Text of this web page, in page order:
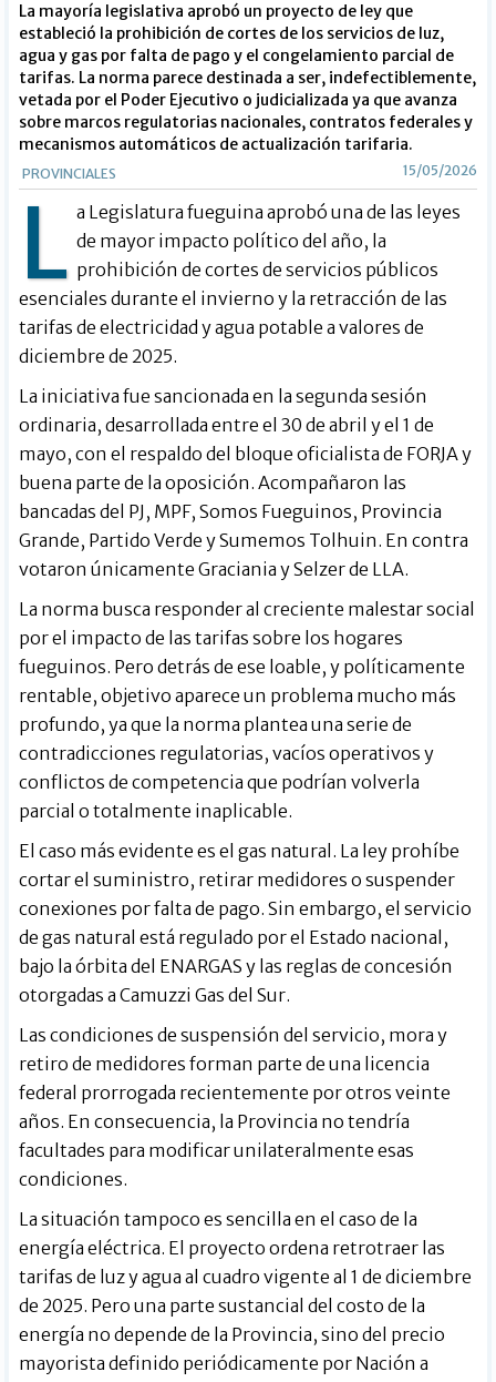
La mayoría legislativa aprobó un proyecto de ley que
estableció la prohibición de cortes de los servicios de luz,
agua y gas por falta de pago y el congelamiento parcial de
tarifas. La norma parece destinada a ser, indefectiblemente,
vetada por el Poder Ejecutivo o judicializada ya que avanza
sobre marcos regulatorias nacionales, contratos federales y
mecanismos automáticos de actualización tarifaria.
PROVINCIALES 15/05/2026
L a Legislatura fueguina aprobó una de las leyes
de mayor impacto político del año, la
prohibición de cortes de servicios públicos
esenciales durante el invierno y la retracción de las
tarifas de electricidad y agua potable a valores de
diciembre de 2025.
La iniciativa fue sancionada en la segunda sesión
ordinaria, desarrollada entre el 30 de abril y el 1 de
mayo, con el respaldo del bloque oficialista de FORJA y
buena parte de la oposición. Acompañaron las
bancadas del PJ, MPF, Somos Fueguinos, Provincia
Grande, Partido Verde y Sumemos Tolhuin. En contra
votaron únicamente Graciania y Selzer de LLA.
La norma busca responder al creciente malestar social
por el impacto de las tarifas sobre los hogares
fueguinos. Pero detrás de ese loable, y políticamente
rentable, objetivo aparece un problema mucho más
profundo, ya que la norma plantea una serie de
contradicciones regulatorias, vacíos operativos y
conflictos de competencia que podrían volverla
parcial o totalmente inaplicable.
El caso más evidente es el gas natural. La ley prohíbe
cortar el suministro, retirar medidores o suspender
conexiones por falta de pago. Sin embargo, el servicio
de gas natural está regulado por el Estado nacional,
bajo la órbita del ENARGAS y las reglas de concesión
otorgadas a Camuzzi Gas del Sur.
Las condiciones de suspensión del servicio, mora y
retiro de medidores forman parte de una licencia
federal prorrogada recientemente por otros veinte
años. En consecuencia, la Provincia no tendría
facultades para modificar unilateralmente esas
condiciones.
La situación tampoco es sencilla en el caso de la
energía eléctrica. El proyecto ordena retrotraer las
tarifas de luz y agua al cuadro vigente al 1 de diciembre
de 2025. Pero una parte sustancial del costo de la
energía no depende de la Provincia, sino del precio
mayorista definido periódicamente por Nación a